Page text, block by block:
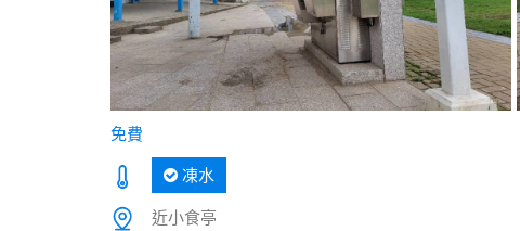
免費
凍水
近小食亭